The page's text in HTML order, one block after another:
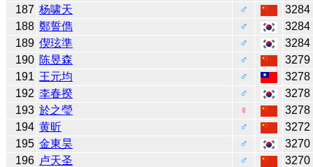
187 杨啸天 ♂
3284
188 鄭誓儁 ♂
3284
189 偰玹準 ♂
3284
190 陈昱森 ♂
3279
191 王元均 ♂
3278
192 李春揆 ♂
3278
193 於之瑩 ♀
3278
194 黄昕 ♂
3272
195 金東昊 ♂
3270
196 卢天圣 ♂
3270